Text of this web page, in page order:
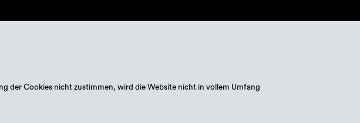
der Cookies nicht zustimmen, wird die Website nicht in vollem Umfang